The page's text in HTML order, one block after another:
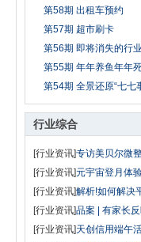
第58期 出租车预约
第57期 超市刷卡
第56期 即将消失的行业
第55期 年年养鱼年年
第54期 全景还原“七七
行业综合
[行业资讯]专访美贝尔微
[行业资讯]元宇宙登月体
[行业资讯]解析!如何解决
[行业资讯]品案 | 有家长
[行业资讯]天创信用端午